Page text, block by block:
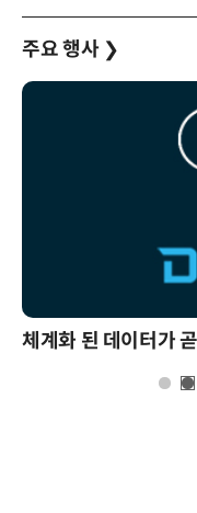
주요 행사 ❯
체계화 된 데이터가